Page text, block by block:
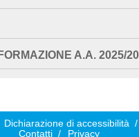
A.A. 2025/
Dichiarazione di accessibilità /
Contatti / Privacy